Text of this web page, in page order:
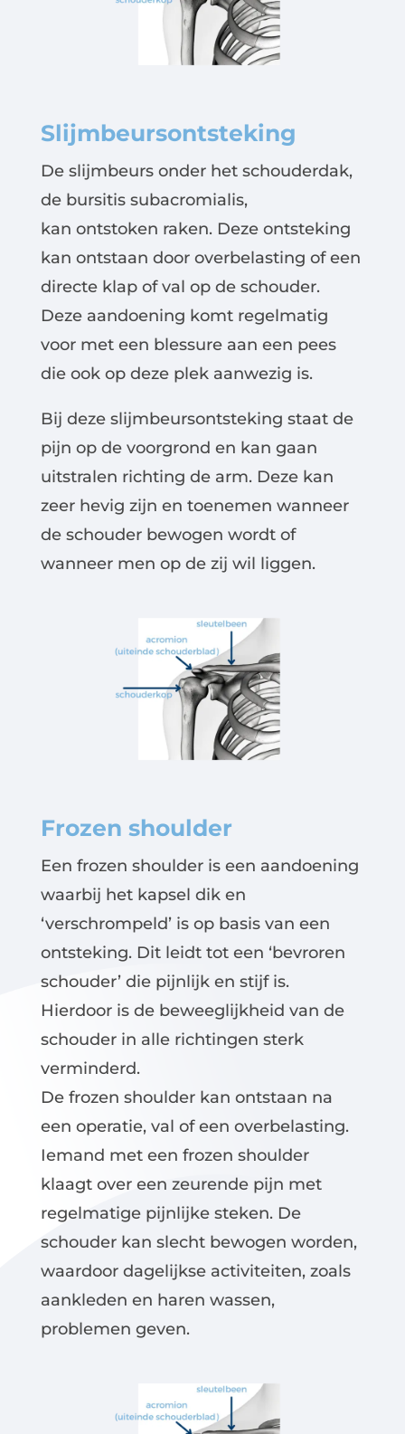
Slijmbeursontsteking
De slijmbeurs onder het schouderdak,
de bursitis subacromialis,
kan ontstoken raken. Deze ontsteking
kan ontstaan door overbelasting of een
directe klap of val op de schouder.
Deze aandoening komt regelmatig
voor met een blessure aan een pees
die ook op deze plek aanwezig is.
Bij deze slijmbeursontsteking staat de
pijn op de voorgrond en kan gaan
uitstralen richting de arm. Deze kan
zeer hevig zijn en toenemen wanneer
de schouder bewogen wordt of
wanneer men op de zij wil liggen.
Frozen shoulder
Een frozen shoulder is een aandoening
waarbij het kapsel dik en
‘verschrompeld’ is op basis van een
ontsteking. Dit leidt tot een ‘bevroren
schouder’ die pijnlijk en stijf is.
Hierdoor is de beweeglijkheid van de
schouder in alle richtingen sterk
verminderd.
De frozen shoulder kan ontstaan na
een operatie, val of een overbelasting.
Iemand met een frozen shoulder
klaagt over een zeurende pijn met
regelmatige pijnlijke steken. De
schouder kan slecht bewogen worden,
waardoor dagelijkse activiteiten, zoals
aankleden en haren wassen,
problemen geven.